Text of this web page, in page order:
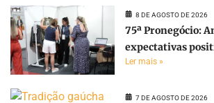
8 DE AGOSTO DE 2026
75ª Pronegócio:
expectativas
Ler mais »
7 DE AGOSTO DE 2026